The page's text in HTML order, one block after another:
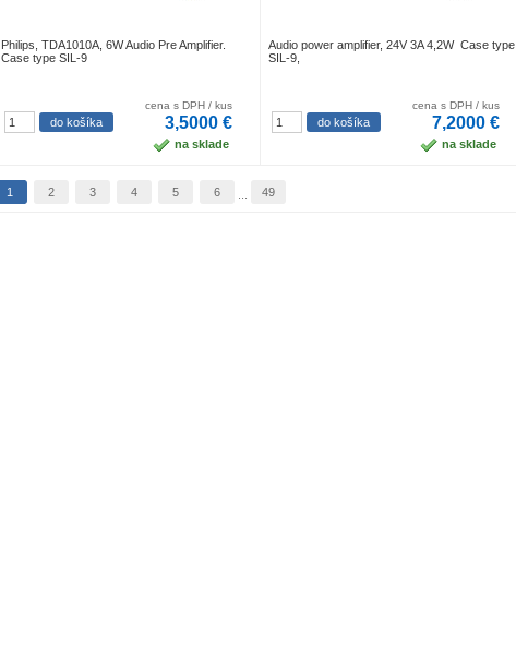
Philips, TDA1010A, 6W Audio Pre Amplifier.
Case type SIL-9
cena s DPH / kus
3,5000 €
na sklade
Audio power amplifier, 24V 3A 4,2W Case type
SIL-9,
cena s DPH / kus
7,2000 €
na sklade
1 2 3 4 5 6 49